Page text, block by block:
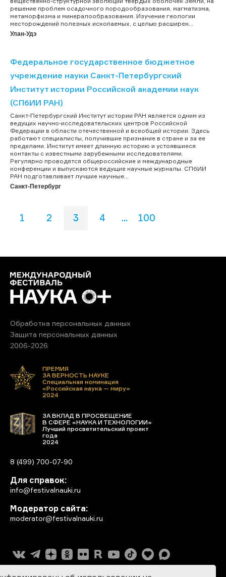
решение проблем осадочного породообразования, магматизма,
метаморфизма и минералообразования. Изучение геологии
месторождений полезных ископаемых, с целью расширен...
Улан-Удэ
Федеральное государственное бюджетное
учреждение науки Санкт-Петербургский
Институт истории Российской академии наук
(СПбИИ РАН)
Санкт-Петербургский Институт истории РАН является одним из
ведущих научно-исследовательских центров Российской
Федерации в области отечественной и всеобщей истории. Здесь
работают специалисты, получившие признание в стране и за ее
пределами. Институт имеет длинную историю и устоявшиеся
контакты с известными зарубежными исследователями.
Регулярно проводятся общероссийские и международные
конференции и выпускаются ведущие научные журналы. СПбИИ
РАН подготавливает лучшие научные...
Санкт-Петербург
1 2 3 4 ... 100
Обработка персональных данных
Защита персональных данных
2006-2026
ПРЕМИЯ
ЗА ВЕРНОСТЬ НАУКЕ
Специальная номинация
«Российская наука — миру»
2024
ЗА ВКЛАД В ПРОСВЕЩЕНИЕ
В СФЕРЕ «НАУКА И ТЕХНОЛОГИИ»
Лучший просветительский проект
года
2024
8 (499) 700-07-90
Для справок:
info@festivalnauki.ru
Модератор сайта:
moderator@festivalnauki.ru